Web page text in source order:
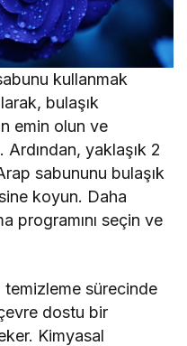
kullanmak
bulaşık
emin olun ve
Ardından, yaklaşık 2
sabununu bulaşık
koyun. Daha
programını seçin ve
temizleme sürecinde
dostu bir
Kimyasal